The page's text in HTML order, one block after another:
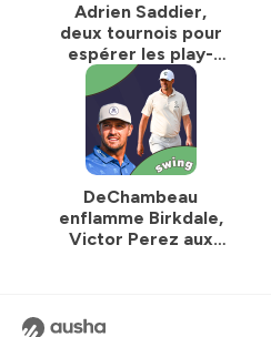
Adrien Saddier,
deux tournois pour
espérer les play-
offs du PGA Tour
DeChambeau
enflamme Birkdale,
Victor Perez aux